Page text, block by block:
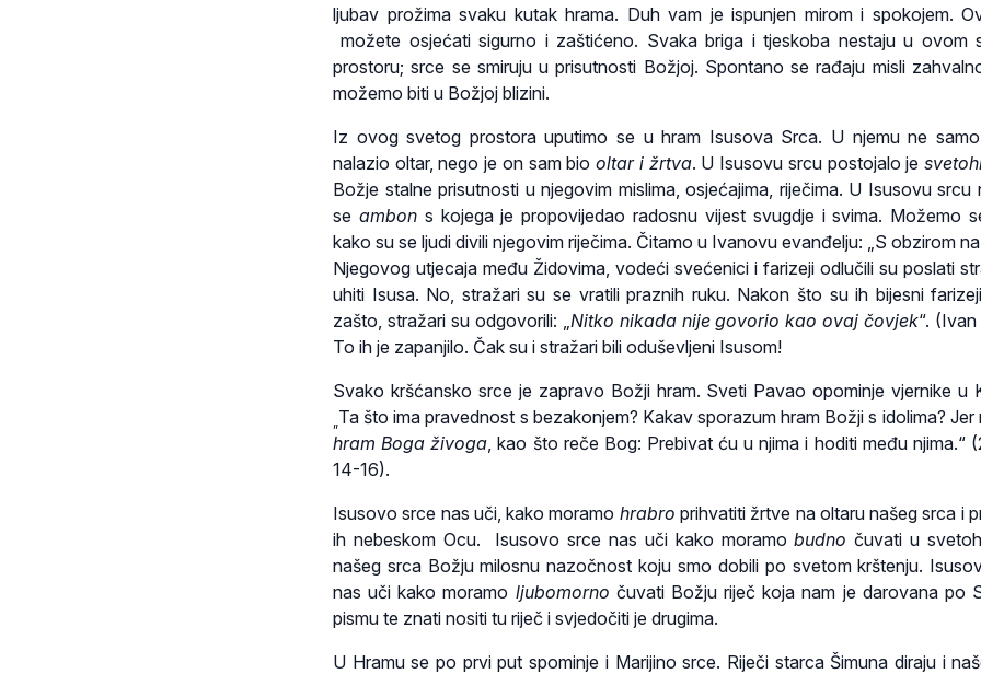
ljubav prožima svaku kutak hrama. Duh vam je ispunjen mirom i spokojem.
možete osjećati sigurno i zaštićeno. Svaka briga i tjeskoba nestaju u ovom
prostoru; srce se smiruju u prisutnosti Božjoj. Spontano se rađaju misli
možemo biti u Božjoj blizini.
Iz ovog svetog prostora uputimo se u hram Isusova Srca. U njemu ne
nalazio oltar, nego je on sam biooltar i žrtva. U Isusovu srcu postojalo je
Božje stalne prisutnosti u njegovim mislima, osjećajima, riječima. U Isusovu srcu
se ambons kojega je propovijedao radosnu vijest svugdje i svima. Možemo
kako su se ljudi divili njegovim riječima. Čitamo u Ivanovu evanđelju: „S obzirom
Njegovog utjecaja među Židovima, vodeći svećenici i farizeji odlučili su poslati
uhiti Isusa. No, stražari su se vratili praznih ruku. Nakon što su ih bijesni
zašto, stražari su odgovorili: „ Nitko nikada nije govorio kao ovaj čovjek“.
To ih je zapanjilo. Čak su i stražari bili oduševljeni Isusom!
Svako kršćansko srce je zapravo Božji hram. Sveti Pavao opominje vjernike u
„Ta što ima pravednost s bezakonjem? Kakav sporazum hram Božji s idolima? Jer
hram Boga živoga , kao što reče Bog: Prebivat ću u njima i hoditi među njima.“
14-16).
Isusovo srce nas uči, kako moramo hrabro prihvatiti žrtve na oltaru našeg srca i
ih nebeskom Ocu. Isusovo srce nas uči kako moramobudno čuvati u
našeg srca Božju milosnu nazočnost koju smo dobili po svetom krštenju.
nas uči kako moramo ljubomorno čuvati Božju riječ koja nam je darovana po
pismu te znati nositi tu riječ i svjedočiti je drugima.
U Hramu se po prvi put spominje i Marijino srce. Riječi starca Šimuna diraju i